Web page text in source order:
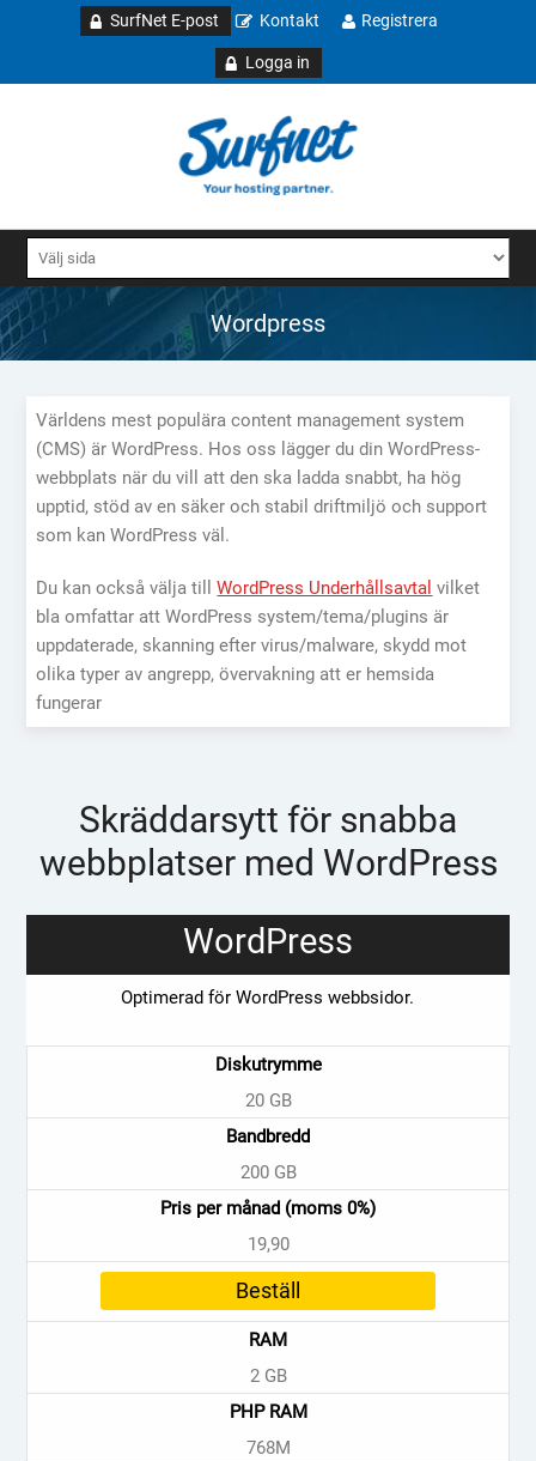
SurfNet E-post Kontakt Registrera
Logga in
Wordpress
Världens mest populära content management system
(CMS) är WordPress. Hos oss lägger du din WordPress-
webbplats när du vill att den ska ladda snabbt, ha hög
upptid, stöd av en säker och stabil driftmiljö och support
som kan WordPress väl.
Du kan också välja tillWordPress Underhållsavtal vilket
bla omfattar att WordPress system/tema/plugins är
uppdaterade, skanning efter virus/malware, skydd mot
olika typer av angrepp, övervakning att er hemsida
fungerar
Skräddarsytt för snabba
webbplatser med WordPress
WordPress
Optimerad för WordPress webbsidor.
Diskutrymme
20 GB
Bandbredd
200 GB
Pris per månad (moms 0%)
19,90
Beställ
RAM
2 GB
PHP RAM
768M